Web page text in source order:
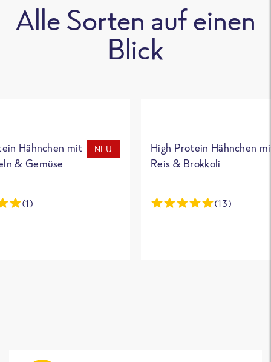
Alle Sorten auf einen
Blick
Hähnchen mit
& Gemüse
NEU
(1)
High Protein Hähnchen
Reis & Brokkoli
(13)